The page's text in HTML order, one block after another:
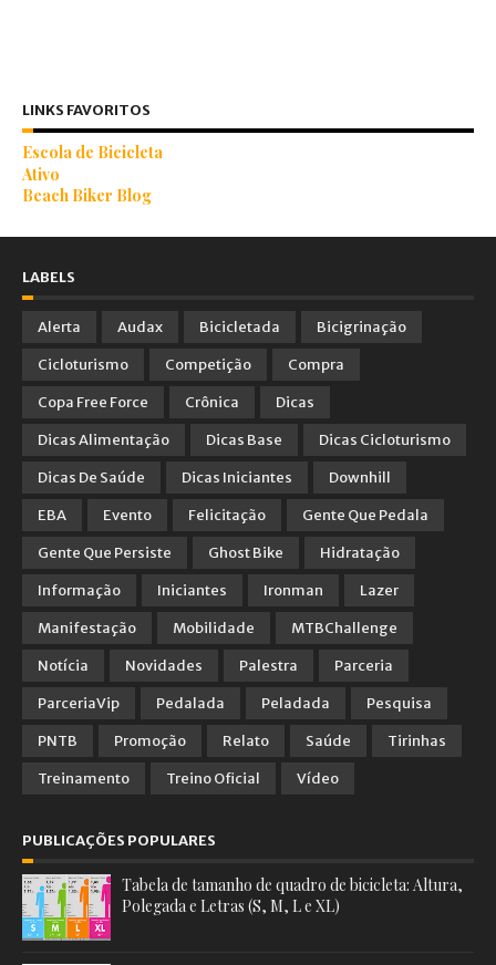
LINKS FAVORITOS
Escola de Bicicleta
Ativo
Beach Biker Blog
LABELS
Alerta Audax Bicicletada
Bicigrinação
Cicloturismo
Competição
Compra
Copa Free Force
Crônica
Dicas
Dicas Alimentação
Dicas Base
Dicas Cicloturismo
Dicas De Saúde
Dicas Iniciantes
Downhill
EBA
Evento Felicitação
Gente Que Pedala
Gente Que Persiste
Ghost Bike
Hidratação
Informação
Iniciantes Ironman
Lazer
Manifestação
Mobilidade
MTBChallenge
Notícia
Novidades Palestra
Parceria
ParceriaVip
Pedalada Peladada
Pesquisa
PNTB
Promoção Relato Saúde
Tirinhas
Treinamento
Treino Oficial Vídeo
PUBLICAÇÕES POPULARES
Tabela de tamanho de quadro de bicicleta: Altura,
Polegada e Letras (S, M, L e XL)